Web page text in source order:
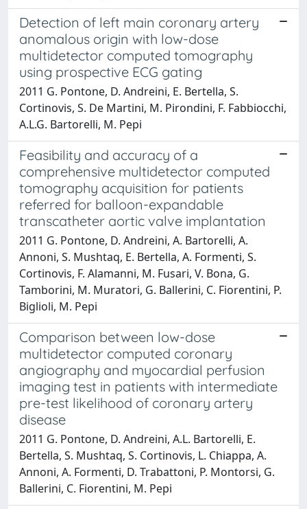
Detection of left main coronary artery
anomalous origin with low-dose
multidetector computed tomography
using prospective ECG gating
2011 G. Pontone, D. Andreini, E. Bertella, S.
Cortinovis, S. De Martini, M. Pirondini, F. Fabbiocchi,
A.L.G. Bartorelli, M. Pepi
Feasibility and accuracy of a
comprehensive multidetector computed
tomography acquisition for patients
referred for balloon-expandable
transcatheter aortic valve implantation
2011 G. Pontone, D. Andreini, A. Bartorelli, A.
Annoni, S. Mushtaq, E. Bertella, A. Formenti, S.
Cortinovis, F. Alamanni, M. Fusari, V. Bona, G.
Tamborini, M. Muratori, G. Ballerini, C. Fiorentini, P.
Biglioli, M. Pepi
Comparison between low-dose
multidetector computed coronary
angiography and myocardial perfusion
imaging test in patients with intermediate
pre-test likelihood of coronary artery
disease
2011 G. Pontone, D. Andreini, A.L. Bartorelli, E.
Bertella, S. Mushtaq, S. Cortinovis, L. Chiappa, A.
Annoni, A. Formenti, D. Trabattoni, P. Montorsi, G.
Ballerini, C. Fiorentini, M. Pepi